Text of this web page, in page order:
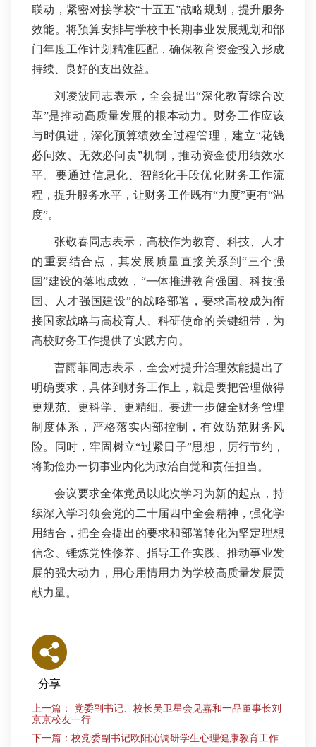
联动，紧密对接学校“十五五”战略规划，提升服务
效能。将预算安排与学校中长期事业发展规划和部
门年度工作计划精准匹配，确保教育资金投入形成
持续、良好的支出效益。
刘凌波同志表示，全会提出“深化教育综合改
革”是推动高质量发展的根本动力。财务工作应该
与时俱进，深化预算绩效全过程管理，建立“花钱
必问效、无效必问责”机制，推动资金使用绩效水
平。要通过信息化、智能化手段优化财务工作流
程，提升服务水平，让财务工作既有“力度”更有“温
度”。
张敬春同志表示，高校作为教育、科技、人才
的重要结合点，其发展质量直接关系到“三个强
国”建设的落地成效，“一体推进教育强国、科技强
国、人才强国建设”的战略部署，要求高校成为衔
接国家战略与高校育人、科研使命的关键纽带，为
高校财务工作提供了实践方向。
曹雨菲同志表示，全会对提升治理效能提出了
明确要求，具体到财务工作上，就是要把管理做得
更规范、更科学、更精细。要进一步健全财务管理
制度体系，严格落实内部控制，有效防范财务风
险。同时，牢固树立“过紧日子”思想，厉行节约，
将勤俭办一切事业内化为政治自觉和责任担当。
会议要求全体党员以此次学习为新的起点，持
续深入学习领会党的二十届四中全会精神，强化学
用结合，把全会提出的要求和部署转化为坚定理想
信念、锤炼党性修养、指导工作实践、推动事业发
展的强大动力，用心用情用力为学校高质量发展贡
献力量。
分享
上一篇： 党委副书记、校长吴卫星会见嘉和一品董事长刘
京京校友一行
下一篇：校党委副书记欧阳沁调研学生心理健康教育工作